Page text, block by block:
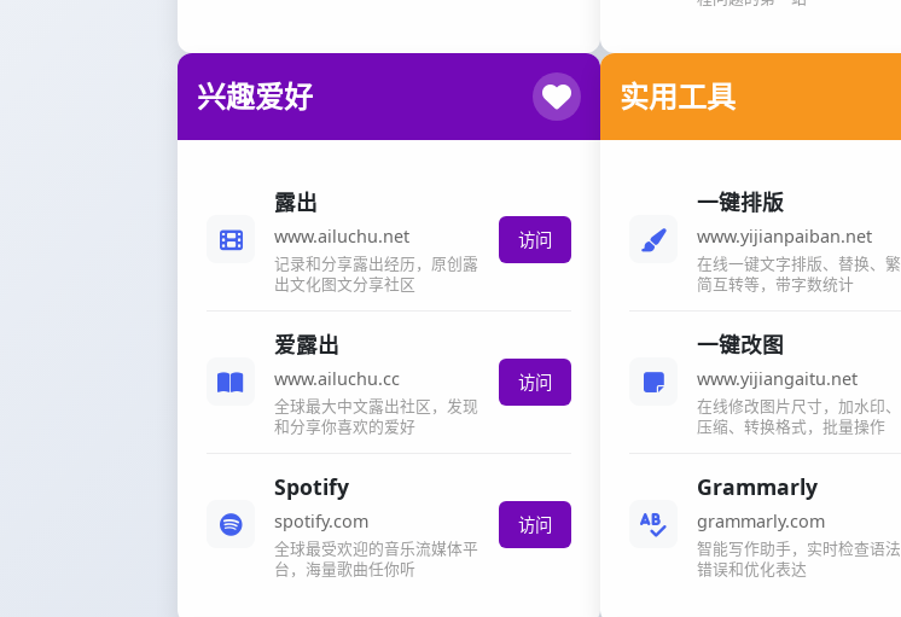
兴趣爱好
露出
www.ailuchu.net
记录和分享露出经历，原创露
出文化图文分享社区
访问
爱露出
www.ailuchu.cc
全球最大中文露出社区，发现
和分享你喜欢的爱好
访问
Spotify
spotify.com
全球最受欢迎的音乐流媒体平
台，海量歌曲任你听
访问
实用工具
一键排版
www.yijianpaiban.net
在线一键文字排版、替换、繁
简互转等，带字数统计
一键改图
www.yijiangaitu.net
在线修改图片尺寸，加水印、
压缩、转换格式，批量操作
Grammarly
grammarly.com
智能写作助手，实时检查语法
错误和优化表达